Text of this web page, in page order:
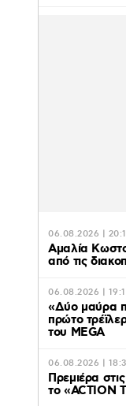
06.08.2026 |
Αμαλία
από τις
06.08.2026 |
«Δύο μαύρα
πρώτο
του MEGA
06.08.2026 |
Πρεμιέρα
το «ACTION